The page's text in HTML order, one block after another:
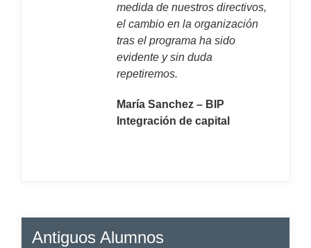
medida de nuestros directivos,
el cambio en la organización
tras el programa ha sido
evidente y sin duda
repetiremos.
María Sanchez – BIP
Integración de capital
Antiguos Alumnos